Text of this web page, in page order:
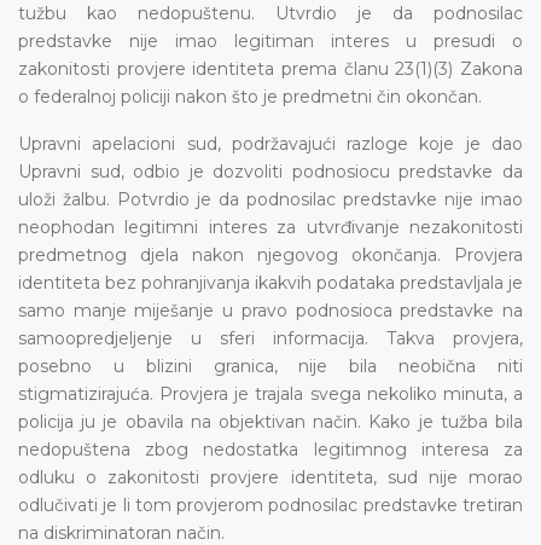
tužbu kao nedopuštenu. Utvrdio je da podnosilac
predstavke nije imao legitiman interes u presudi o
zakonitosti provjere identiteta prema članu 23(1)(3) Zakona
o federalnoj policiji nakon što je predmetni čin okončan.
Upravni apelacioni sud, podržavajući razloge koje je dao
Upravni sud, odbio je dozvoliti podnosiocu predstavke da
uloži žalbu. Potvrdio je da podnosilac predstavke nije imao
neophodan legitimni interes za utvrđivanje nezakonitosti
predmetnog djela nakon njegovog okončanja. Provjera
identiteta bez pohranjivanja ikakvih podataka predstavljala je
samo manje miješanje u pravo podnosioca predstavke na
samoopredjeljenje u sferi informacija. Takva provjera,
posebno u blizini granica, nije bila neobična niti
stigmatizirajuća. Provjera je trajala svega nekoliko minuta, a
policija ju je obavila na objektivan način. Kako je tužba bila
nedopuštena zbog nedostatka legitimnog interesa za
odluku o zakonitosti provjere identiteta, sud nije morao
odlučivati je li tom provjerom podnosilac predstavke tretiran
na diskriminatoran način.